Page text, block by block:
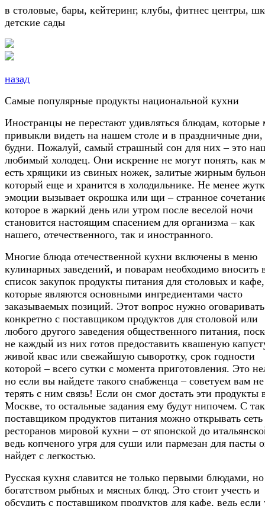
в столовые, бары, кейтеринг, клубы, фитнес центры,
детские сады
назад
Самые популярные продукты национальной кухни
Иностранцы не перестают удивляться блюдам, которые
привыкли видеть на нашем столе и в праздничные
будни. Пожалуй, самый страшный сон для них – это
любимый холодец. Они искренне не могут понять, как
есть хрящики из свиных ножек, залитые жирным
который еще и хранится в холодильнике. Не менее
эмоции вызывает окрошка или щи – странное
которое в жаркий день или утром после веселой ночи
становится настоящим спасением для организма – как
нашего, отечественного, так и иностранного.​
Многие блюда отечественной кухни включены в меню
кулинарных заведений, и поварам необходимо вносить
список закупок продукты питания для столовых и кафе,
которые являются основными ингредиентами часто
заказываемых позиций. Этот вопрос нужно оговаривать
конкретно с поставщиком продуктов для столовой или
любого другого заведения общественного питания,
не каждый из них готов предоставить квашеную
живой квас или свежайшую сыворотку, срок годности
которой – всего сутки с момента приготовления. Это
но если вы найдете такого снабженца – советуем вам не
терять с ним связь! Если он смог достать эти продукты
Москве, то остальные задания ему будут нипочем. С
поставщиком продуктов питания можно открывать сеть
ресторанов мировой кухни – от японской до
ведь копченого угря для суши или пармезан для пасты
найдет с легкостью.​
Русская кухня славится не только первыми блюдами, но
богатством рыбных и мясных блюд. Это стоит учесть и
обсудить с поставщиком продуктов для кафе, ведь если